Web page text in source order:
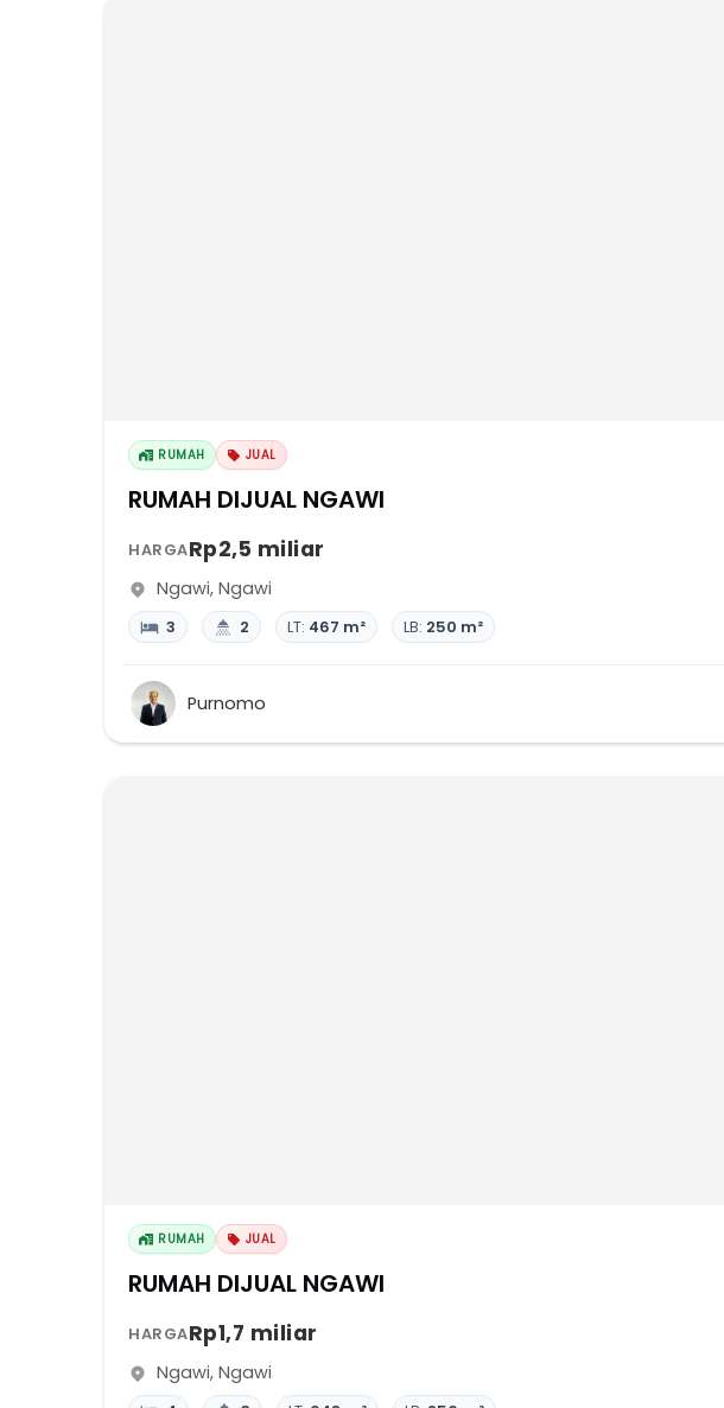
RUMAH JUAL
RUMAH DIJUAL NGAWI
HARGARp2,5 miliar
Ngawi, Ngawi
3 2 LT: 467 m² LB: 250 m²
Purnomo
RUMAH JUAL
RUMAH DIJUAL NGAWI
HARGARp1,7 miliar
Ngawi, Ngawi